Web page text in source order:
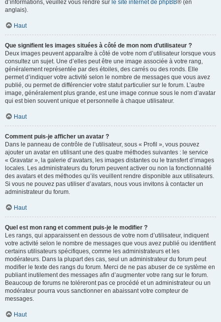
d’informations, veuillez vous rendre sur le site internet de phpBB® (en
anglais).
Haut
Que signifient les images situées à côté de mon nom d’utilisateur ?
Deux images peuvent apparaître à côté de votre nom d’utilisateur lorsque vous
consultez un sujet. Une d’elles peut être une image associée à votre rang,
généralement représentée par des étoiles, des carrés ou des ronds. Elle
permet d’indiquer votre activité selon le nombre de messages que vous avez
publié, ou permet de différencier votre statut particulier sur le forum. L’autre
image, généralement plus grande, est une image connue sous le nom d’avatar
qui est bien souvent unique et personnelle à chaque utilisateur.
Haut
Comment puis-je afficher un avatar ?
Dans le panneau de contrôle de l’utilisateur, sous « Profil », vous pouvez
ajouter un avatar en utilisant une des quatre méthodes suivantes : le service
« Gravatar », la galerie d’avatars, les images distantes ou le transfert d’images
locales. Les administrateurs du forum peuvent activer ou non la fonctionnalité
des avatars et des méthodes qu’ils veuillent rendre disponible aux utilisateurs.
Si vous ne pouvez pas utiliser d’avatars, nous vous invitons à contacter un
administrateur du forum.
Haut
Quel est mon rang et comment puis-je le modifier ?
Les rangs, qui apparaissent en dessous de votre nom d’utilisateur, indiquent
votre activité selon le nombre de messages que vous avez publié ou identifient
certains utilisateurs spécifiques, comme les administrateurs et les
modérateurs. Dans la plupart des cas, seul un administrateur du forum peut
modifier le texte des rangs du forum. Merci de ne pas abuser de ce système en
publiant inutilement des messages afin d’augmenter votre rang sur le forum.
Beaucoup de forums ne toléreront pas ce procédé et un administrateur ou un
modérateur pourra vous sanctionner en abaissant votre compteur de
messages.
Haut